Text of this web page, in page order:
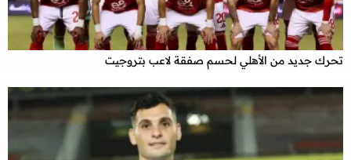
تحرك جديد من الأهلي لحسم صفقة لاعب بتروجيت